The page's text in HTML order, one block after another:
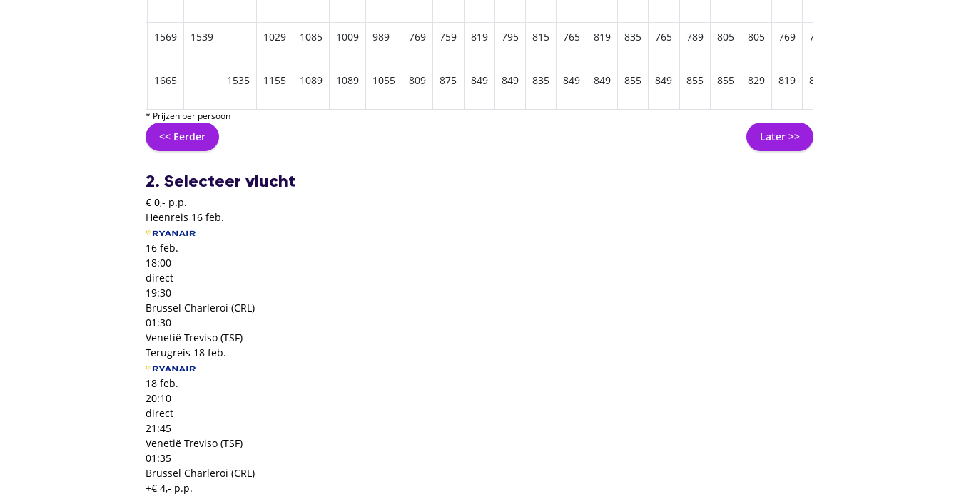
1569 1539 1029 1085 1009 989 769 759 819 795 815 765 819 835 765 789 805 805 769 785
1665 1535 1155 1089 1089 1055 809 875 849 849 835 849 849 855 849 855 855 829 819 835
* Prijzen per persoon
<< Eerder Later >>
2. Selecteer vlucht
€ 0,- p.p.
Heenreis 16 feb.
16 feb.
18:00
direct
19:30
Brussel Charleroi (CRL)
01:30
Venetië Treviso (TSF)
Terugreis 18 feb.
18 feb.
20:10
direct
21:45
Venetië Treviso (TSF)
01:35
Brussel Charleroi (CRL)
+€ 4,- p.p.